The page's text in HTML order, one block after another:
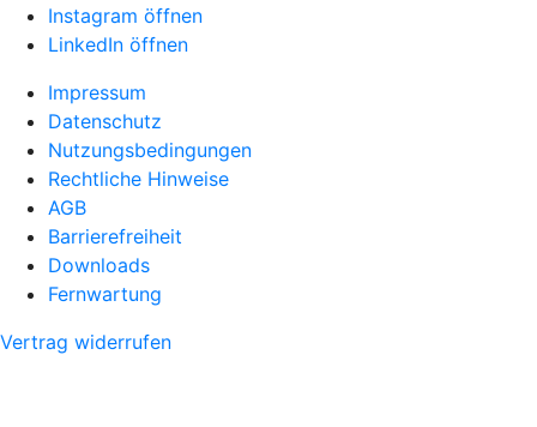
Instagram öffnen
LinkedIn öffnen
Impressum
Datenschutz
Nutzungsbedingungen
Rechtliche Hinweise
AGB
Barrierefreiheit
Downloads
Fernwartung
Vertrag widerrufen